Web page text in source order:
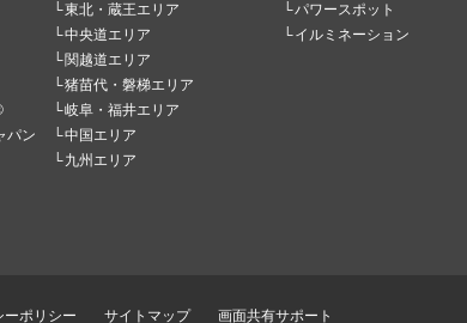
パン
東北・蔵王エリア
中央道エリア
関越道エリア
猪苗代・磐梯エリア
岐阜・福井エリア
中国エリア
九州エリア
パワースポット
イルミネーション
ーポリシー サイトマップ 画面共有サポート